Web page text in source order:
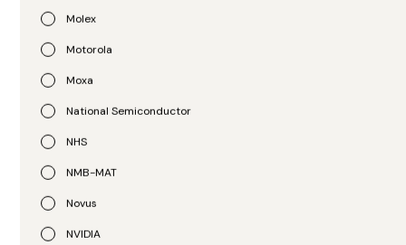
Molex
Motorola
Moxa
National Semiconductor
NHS
NMB-MAT
Novus
NVIDIA
APC
13.023,00